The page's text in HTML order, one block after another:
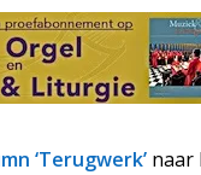
‘Terugwerk’ naar